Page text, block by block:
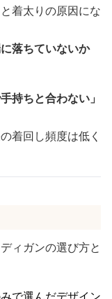
着太りの原因にな
落ちていないか
持ちと合わない」
着回し頻度は低く
ィガンの選び方と